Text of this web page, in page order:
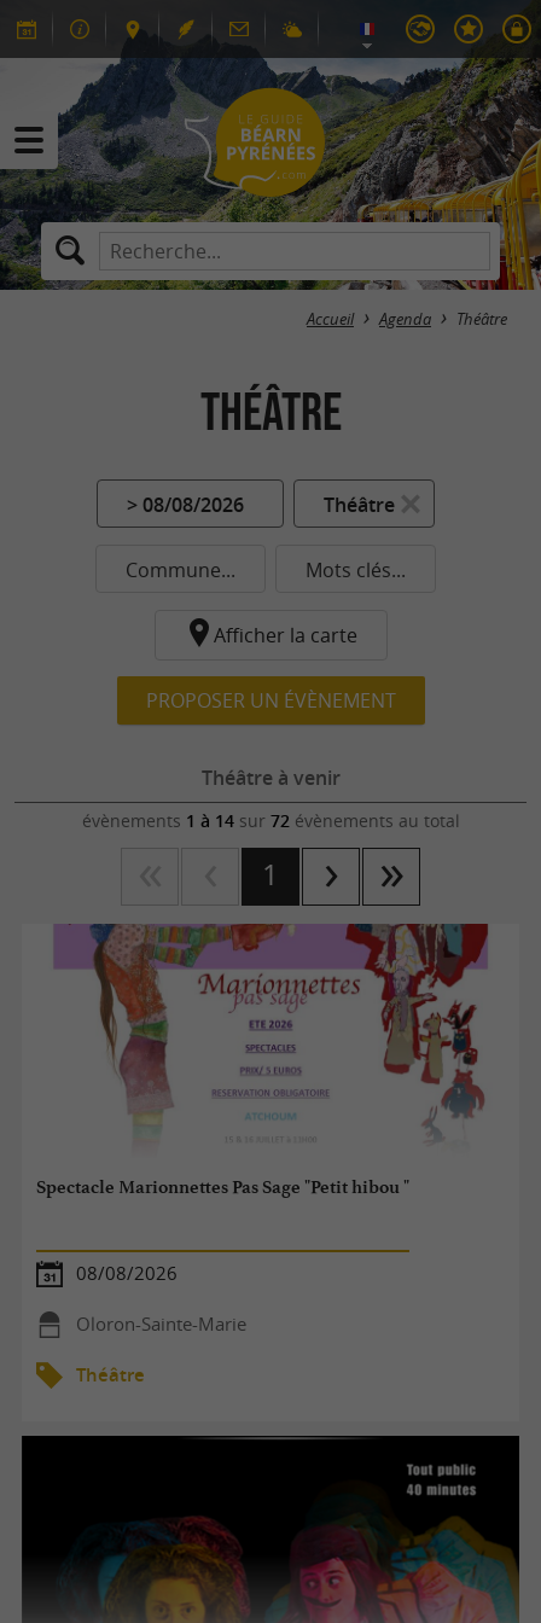
Accueil Agenda Théâtre
Théâtre
> 08/08/2026 Théâtre
Commune... Mots clés...
Afficher la carte
PROPOSER UN ÉVÈNEMENT
Théâtre à venir
évènements 1 à 14sur 72évènements au total
1
Spectacle Marionnettes Pas Sage "Petit hibou "
08/08/2026
Oloron-Sainte-Marie
Théâtre